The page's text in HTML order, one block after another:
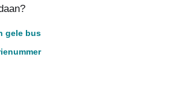
gele bus